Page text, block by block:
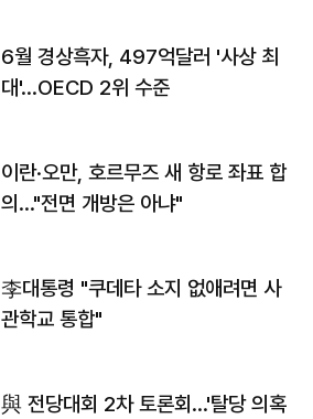
6월 경상흑자, 497억달러 '사상 최
대'…OECD 2위 수준
이란·오만, 호르무즈 새 항로 좌표 합
의…"전면 개방은 아냐"
李대통령 "쿠데타 소지 없애려면 사
관학교 통합"
與 전당대회 2차 토론회…'탈당 의혹